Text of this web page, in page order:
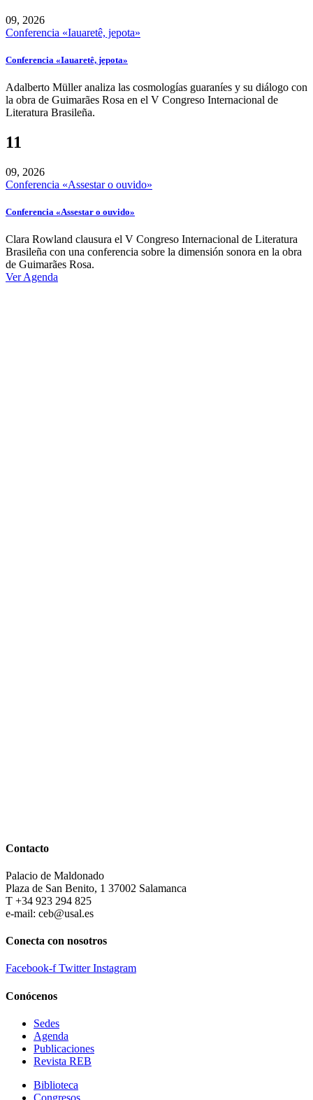
09, 2026
Conferencia «Iauaretê, jepota»
Conferencia «Iauaretê, jepota»
Adalberto Müller analiza las cosmologías guaraníes y su diálogo con
la obra de Guimarães Rosa en el V Congreso Internacional de
Literatura Brasileña.
11
09, 2026
Conferencia «Assestar o ouvido»
Conferencia «Assestar o ouvido»
Clara Rowland clausura el V Congreso Internacional de Literatura
Brasileña con una conferencia sobre la dimensión sonora en la obra
de Guimarães Rosa.
Ver Agenda
Contacto
Palacio de Maldonado
Plaza de San Benito, 1 37002 Salamanca
T +34 923 294 825
e-mail: ceb@usal.es
Conecta con nosotros
Facebook-f Twitter Instagram
Conócenos
Sedes
Agenda
Publicaciones
Revista REB
Biblioteca
Congresos